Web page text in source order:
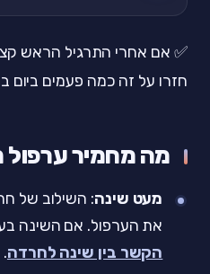
✅ אם אחרי התרגיל הראש
חזרו על זה כמה פעמים ביום
מה מחמיר ערפול
מעט שינה: השילוב של
את הערפול. אם השינה
הקשר בין שינה לחרדה.